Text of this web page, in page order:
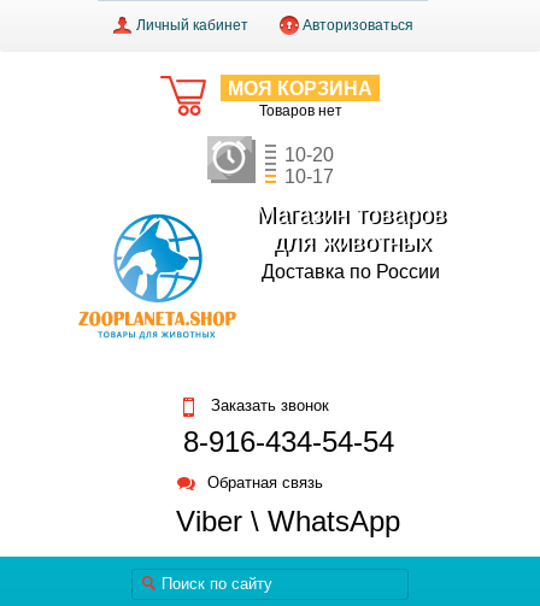
Личный кабинет Авторизоваться
МОЯ КОРЗИНА
Товаров нет
10-20
10-17
Магазин товаров
для животных
Доставка по России
Заказать звонок
8-916-434-54-54
Обратная связь
Viber \ WhatsApp